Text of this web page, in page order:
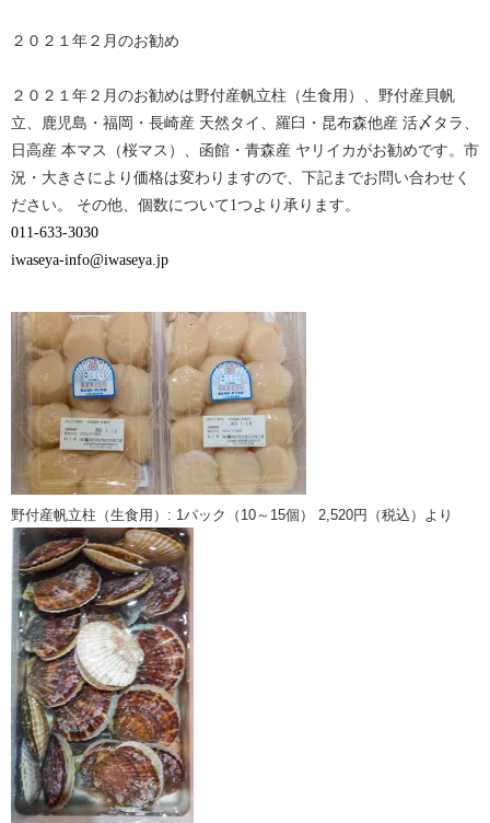
ウ
ィ
ウ
で
開
き
ま
す)
て
く
い
(新
し
い
ウ
ィ
ン
ド
ウ
で
ま
２０２１年２月のお勧め
２０２１年２月のお勧めは野付産帆立柱（生食用）、野付産貝帆
立、鹿児島・福岡・長崎産 天然タイ、羅臼・昆布森他産 活〆タラ、
日高産 本マス（桜マス）、函館・青森産 ヤリイカがお勧めです。市
況・大きさにより価格は変わりますので、下記までお問い合わせく
ださい。 その他、個数について1つより承ります。
011-633-3030
iwaseya-info@iwaseya.jp
野付産帆立柱（生食用）: 1パック（10～15個） 2,520円（税込）より